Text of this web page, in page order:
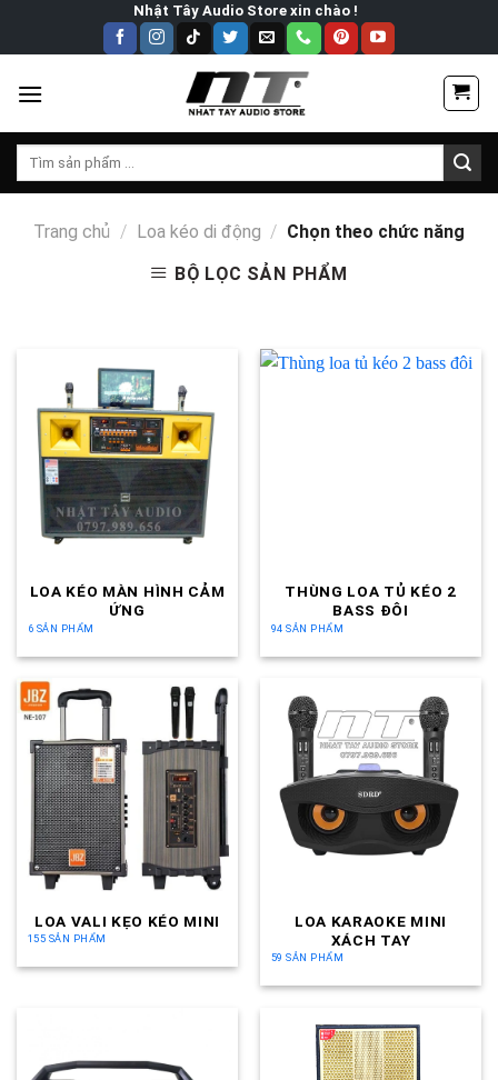
Nhật Tây Audio Store xin chào !
Tìm
Trang chủ / Loa kéo di động / Chọn theo chức năng
BỘ LỌC SẢN PHẨM
LOA KÉO MÀN HÌNH CẢM
ỨNG
6 SẢN PHẨM
THÙNG LOA TỦ KÉO 2
BASS ĐÔI
94 SẢN PHẨM
LOA VALI KẸO KÉO MINI
155 SẢN PHẨM
LOA KARAOKE MINI
XÁCH TAY
59 SẢN PHẨM